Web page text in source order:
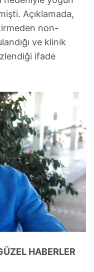
Açıklamada,
non-
ve klinik
ifade
HABERLER